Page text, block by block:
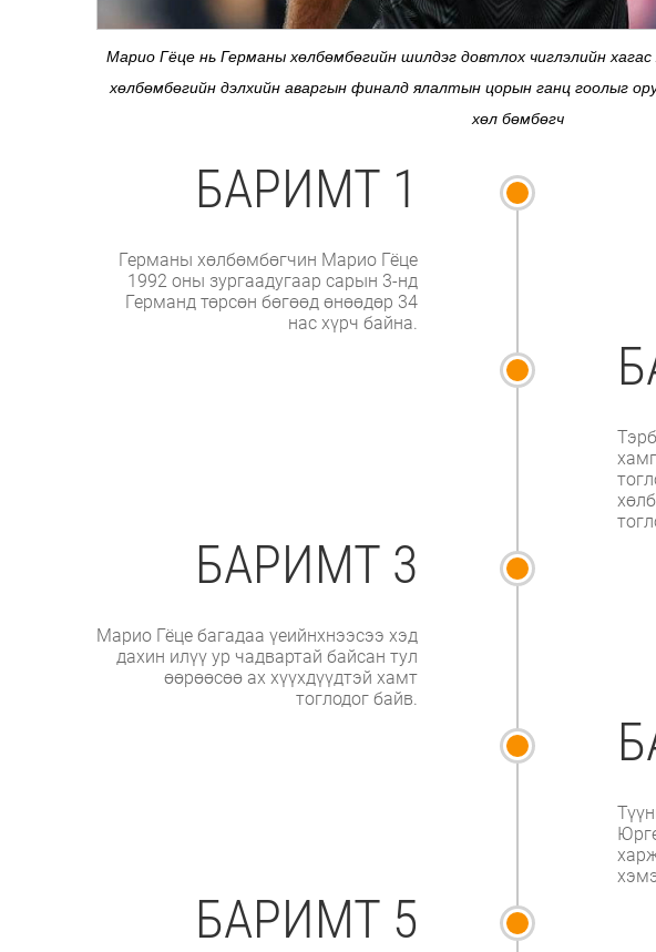
Марио Гёце нь Германы хөлбөмбөгийн шилдэг довтлох чиглэлийн
хөлбөмбөгийн дэлхийн аваргын финалд ялалтын цорын ганц гоолыг
хөл бөмбөгч
БАРИМТ 1
Германы хөлбөмбөгчин Марио Гёце
1992 оны зургаадугаар сарын 3-нд
Германд төрсөн бөгөөд өнөөдөр 34
нас хүрч байна.
БАРИМТ 3
Марио Гёце багадаа үеийнхнээсээ хэд
дахин илүү ур чадвартай байсан тул
өөрөөсөө ах хүүхдүүдтэй хамт
тоглодог байв.
БАРИМТ 5